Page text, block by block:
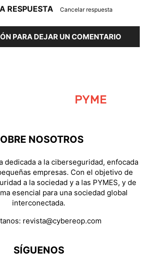
RESPUESTA Cancelar respuesta
PARA DEJAR UN COMENTARIO
NOSOTROS
dedicada a la ciberseguridad, enfocada
empresas. Con el objetivo de
a la sociedad y a las PYMES, y de
esencial para una sociedad global
interconectada.
revista@cybereop.com
SÍGUENOS